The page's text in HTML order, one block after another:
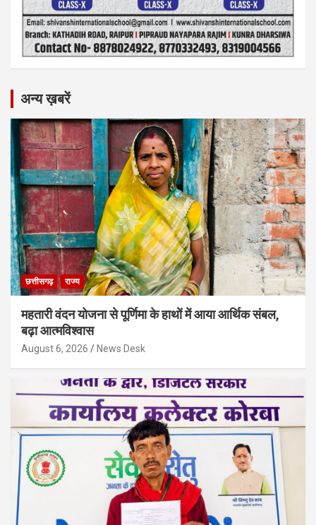
अन्य ख़बरें
छत्तीसगढ़ राज्य
महतारी वंदन योजना से पूर्णिमा के हाथों में आया आर्थिक संबल,
बढ़ा आत्मविश्वास
August 6, 2026 News Desk